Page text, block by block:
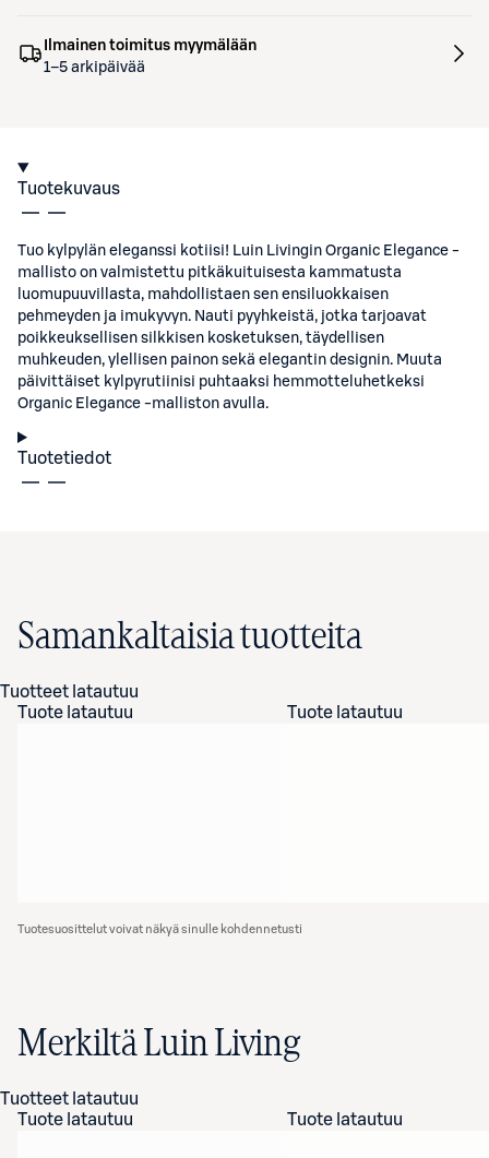
Ilmainen toimitus myymälään
1–5 arkipäivää
Tuotekuvaus
Tuo kylpylän eleganssi kotiisi! Luin Livingin Organic Elegance -
mallisto on valmistettu pitkäkuituisesta kammatusta
luomupuuvillasta, mahdollistaen sen ensiluokkaisen
pehmeyden ja imukyvyn. Nauti pyyhkeistä, jotka tarjoavat
poikkeuksellisen silkkisen kosketuksen, täydellisen
muhkeuden, ylellisen painon sekä elegantin designin. Muuta
päivittäiset kylpyrutiinisi puhtaaksi hemmotteluhetkeksi
Organic Elegance -malliston avulla.
Tuotetiedot
Samankaltaisia tuotteita
Tuotteet latautuu
Tuote latautuu
Tuote latautuu
Tuotesuosittelut voivat näkyä sinulle kohdennetusti
Merkiltä Luin Living
Tuotteet latautuu
Tuote latautuu
Tuote latautuu